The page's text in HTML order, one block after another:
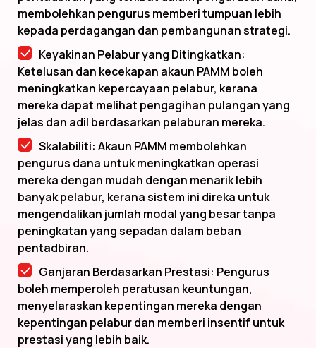
membolehkan pengurus memberi tumpuan lebih
kepada perdagangan dan pembangunan strategi.
Keyakinan Pelabur yang Ditingkatkan:
Ketelusan dan kecekapan akaun PAMM boleh
meningkatkan kepercayaan pelabur, kerana
mereka dapat melihat pengagihan pulangan yang
jelas dan adil berdasarkan pelaburan mereka.
Skalabiliti: Akaun PAMM membolehkan
pengurus dana untuk meningkatkan operasi
mereka dengan mudah dengan menarik lebih
banyak pelabur, kerana sistem ini direka untuk
mengendalikan jumlah modal yang besar tanpa
peningkatan yang sepadan dalam beban
pentadbiran.
Ganjaran Berdasarkan Prestasi: Pengurus
boleh memperoleh peratusan keuntungan,
menyelaraskan kepentingan mereka dengan
kepentingan pelabur dan memberi insentif untuk
prestasi yang lebih baik.